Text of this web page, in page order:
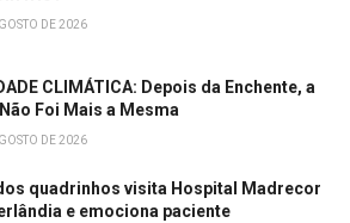
DE 2026
CLIMÁTICA: Depois da Enchente, a
Foi Mais a Mesma
DE 2026
quadrinhos visita Hospital Madrecor
e emociona paciente